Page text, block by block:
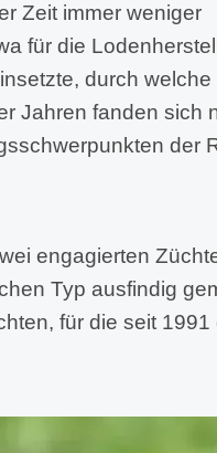
Zeit immer weniger
für die
durch welche
Jahren fanden sich
der
engagierten
Typ ausfindig
für die seit 1991